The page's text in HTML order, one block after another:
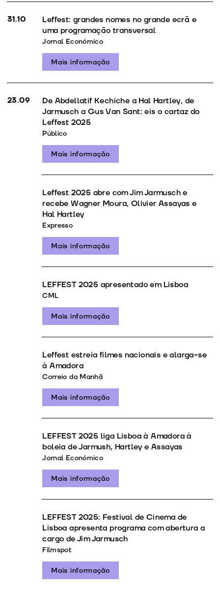
31.10
Leffest: grandes nomes no grande ecrã e
uma programação transversal
Jornal Económico
Mais informação
23.09
De Abdellatif Kechiche a Hal Hartley, de
Jarmusch a Gus Van Sant: eis o cartaz do
Leffest 2025
Público
Mais informação
Leffest 2025 abre com Jim Jarmusch e
recebe Wagner Moura, Olivier Assayas e
Hal Hartley
Expresso
Mais informação
LEFFEST 2025 apresentado em Lisboa
CML
Mais informação
Leffest estreia filmes nacionais e alarga-se
à Amadora
Correio da Manhã
Mais informação
LEFFEST 2025 liga Lisboa à Amadora à
boleia de Jarmush, Hartley e Assayas
Jornal Económico
Mais informação
LEFFEST 2025: Festival de Cinema de
Lisboa apresenta programa com abertura a
cargo de Jim Jarmusch
Filmspot
Mais informação